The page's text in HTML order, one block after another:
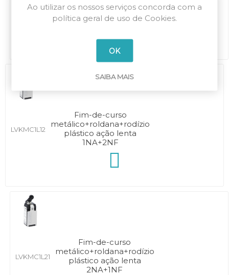
LVKMC1L20
metálico+roldana+rodízio
plástico ação lenta 2NA
LVKMC1L12
Fim-de-curso
metálico+roldana+rodízio
plástico ação lenta
1NA+2NF
LVKMC1L21
Fim-de-curso
metálico+roldana+rodízio
plástico ação lenta
2NA+1NF
Ao utilizar os nossos serviços concorda com a
política geral de uso de Cookies.
OK
SAIBA MAIS